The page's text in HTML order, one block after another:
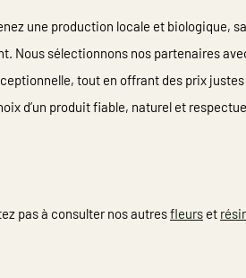
une production locale et biologique,
Nous sélectionnons nos partenaires
tout en offrant des prix
d’un produit fiable, naturel et
pas à consulter nos autresfleurs et